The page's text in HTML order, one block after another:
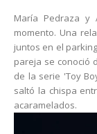
María Pedraza
momento. Una
juntos en el
pareja se conoció
de la serie 'Toy
saltó la chispa
acaramelados.